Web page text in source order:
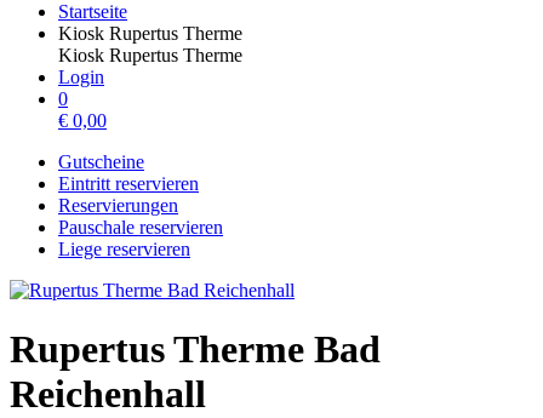
Startseite
Kiosk Rupertus Therme
Kiosk Rupertus Therme
Login
0
€ 0,00
Gutscheine
Eintritt reservieren
Reservierungen
Pauschale reservieren
Liege reservieren
Rupertus Therme Bad
Reichenhall